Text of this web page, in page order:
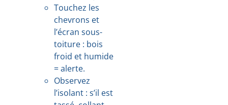
Touchez les
chevrons et
l’écran sous-
toiture : bois
froid et humide
= alerte.
Observez
l’isolant : s’il est